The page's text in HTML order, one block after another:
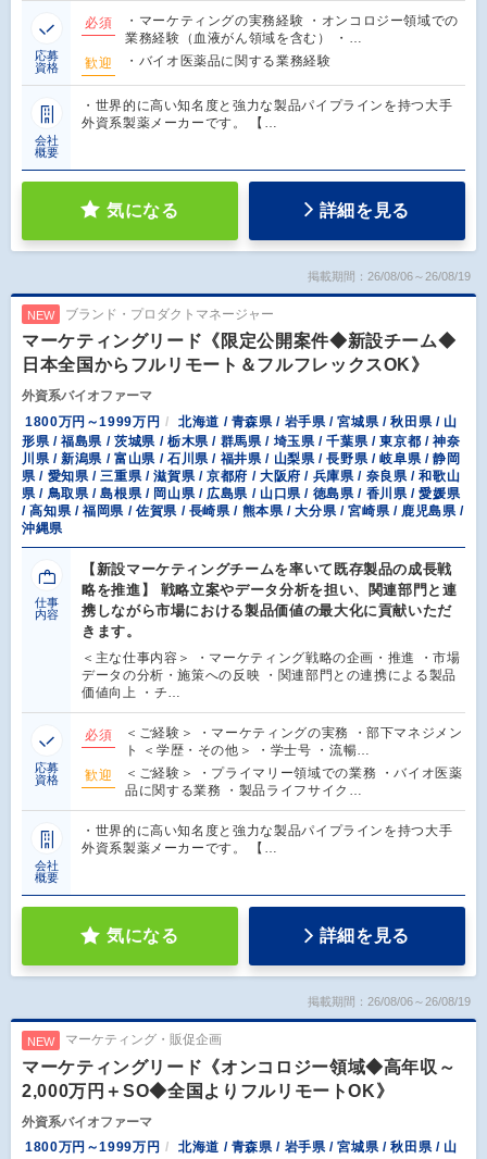
応募
資格
必須
・マーケティングの実務経験 ・オンコロジー領域での
業務経験（血液がん領域を含む） ・…
歓迎
・バイオ医薬品に関する業務経験
会社
概要
・世界的に高い知名度と強力な製品パイプラインを持つ大手
外資系製薬メーカーです。 【…
気になる 詳細を見る
掲載期間：26/08/06～26/08/19
NEW ブランド・プロダクトマネージャー
マーケティングリード《限定公開案件◆新設チーム◆
日本全国からフルリモート＆フルフレックスOK》
外資系バイオファーマ
1800万円～1999万円
北海道 / 青森県 / 岩手県 / 宮城県 / 秋田県 / 山
形県 / 福島県 / 茨城県 / 栃木県 / 群馬県 / 埼玉県 / 千葉県 / 東京都 / 神奈
川県 / 新潟県 / 富山県 / 石川県 / 福井県 / 山梨県 / 長野県 / 岐阜県 / 静岡
県 / 愛知県 / 三重県 / 滋賀県 / 京都府 / 大阪府 / 兵庫県 / 奈良県 / 和歌山
県 / 鳥取県 / 島根県 / 岡山県 / 広島県 / 山口県 / 徳島県 / 香川県 / 愛媛県
/ 高知県 / 福岡県 / 佐賀県 / 長崎県 / 熊本県 / 大分県 / 宮崎県 / 鹿児島県 /
沖縄県
仕事
内容
【新設マーケティングチームを率いて既存製品の成長戦
略を推進】 戦略立案やデータ分析を担い、関連部門と連
携しながら市場における製品価値の最大化に貢献いただ
きます。
＜主な仕事内容＞ ・マーケティング戦略の企画・推進 ・市場
データの分析・施策への反映 ・関連部門との連携による製品
価値向上 ・チ…
応募
資格
必須
＜ご経験＞ ・マーケティングの実務 ・部下マネジメン
ト ＜学歴・その他＞ ・学士号 ・流暢…
歓迎
＜ご経験＞ ・プライマリー領域での業務 ・バイオ医薬
品に関する業務 ・製品ライフサイク…
会社
概要
・世界的に高い知名度と強力な製品パイプラインを持つ大手
外資系製薬メーカーです。 【…
気になる 詳細を見る
掲載期間：26/08/06～26/08/19
NEW マーケティング・販促企画
マーケティングリード《オンコロジー領域◆高年収～
2,000万円＋SO◆全国よりフルリモートOK》
外資系バイオファーマ
1800万円～1999万円
北海道 / 青森県 / 岩手県 / 宮城県 / 秋田県 / 山